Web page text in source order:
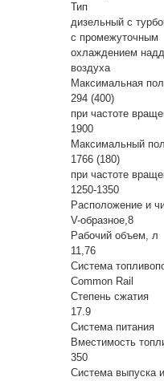
Тип
дизельный с
с промежуточным
охлаждением
воздуха
Максимальная
294 (400)
при частоте
1900
Максимальный
1766 (180)
при частоте
1250-1350
Расположение и
V-образное,8
Рабочий объем, л
11,76
Система
Common Rail
Степень сжатия
17.9
Система питания
Вместимость
350
Система выпуска